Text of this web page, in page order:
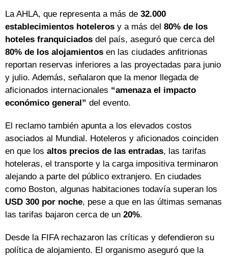
La AHLA, que representa a más de 32.000
establecimientos hoteleros y a más del 80% de los
hoteles franquiciados del país, aseguró que cerca del
80% de los alojamientos en las ciudades anfitrionas
reportan reservas inferiores a las proyectadas para junio
y julio. Además, señalaron que la menor llegada de
aficionados internacionales “amenaza el impacto
económico general” del evento.
El reclamo también apunta a los elevados costos
asociados al Mundial. Hoteleros y aficionados coinciden
en que los altos precios de las entradas, las tarifas
hoteleras, el transporte y la carga impositiva terminaron
alejando a parte del público extranjero. En ciudades
como Boston, algunas habitaciones todavía superan los
USD 300 por noche, pese a que en las últimas semanas
las tarifas bajaron cerca de un 20%.
Desde la FIFA rechazaron las críticas y defendieron su
política de alojamiento. El organismo aseguró que la